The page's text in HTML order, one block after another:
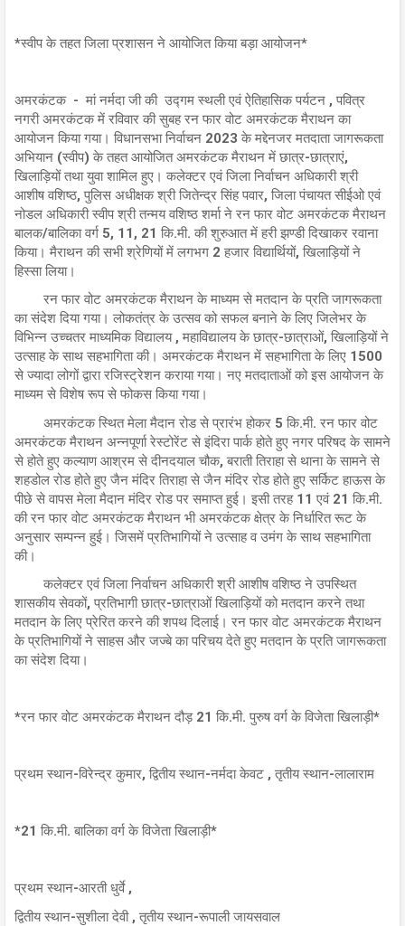
*स्वीप के तहत जिला प्रशासन ने आयोजित किया बड़ा आयोजन*
अमरकंटक - मां नर्मदा जी की उद्गम स्थली एवं ऐतिहासिक पर्यटन , पवित्र
नगरी अमरकंटक में रविवार की सुबह रन फार वोट अमरकंटक मैराथन का
आयोजन किया गया। विधानसभा निर्वाचन 2023 के मद्देनजर मतदाता जागरूकता
अभियान (स्वीप) के तहत आयोजित अमरकंटक मैराथन में छात्र-छात्राएं,
खिलाड़ियों तथा युवा शामिल हुए। कलेक्टर एवं जिला निर्वाचन अधिकारी श्री
आशीष वशिष्ठ, पुलिस अधीक्षक श्री जितेन्द्र सिंह पवार, जिला पंचायत सीईओ एवं
नोडल अधिकारी स्वीप श्री तन्मय वशिष्ठ शर्मा ने रन फार वोट अमरकंटक मैराथन
बालक/बालिका वर्ग 5, 11, 21 कि.मी. की शुरुआत में हरी झण्डी दिखाकर रवाना
किया। मैराथन की सभी श्रेणियों में लगभग 2 हजार विद्यार्थियों, खिलाड़ियों ने
हिस्सा लिया।
रन फार वोट अमरकंटक मैराथन के माध्यम से मतदान के प्रति जागरूकता
का संदेश दिया गया। लोकतंत्र के उत्सव को सफल बनाने के लिए जिलेभर के
विभिन्न उच्चतर माध्यमिक विद्यालय , महाविद्यालय के छात्र-छात्राओं, खिलाड़ियों ने
उत्साह के साथ सहभागिता की। अमरकंटक मैराथन में सहभागिता के लिए 1500
से ज्यादा लोगों द्वारा रजिस्ट्रेशन कराया गया। नए मतदाताओं को इस आयोजन के
माध्यम से विशेष रूप से फोकस किया गया।
अमरकंटक स्थित मेला मैदान रोड से प्रारंभ होकर 5 कि.मी. रन फार वोट
अमरकंटक मैराथन अन्नपूर्णा रेस्टोरेंट से इंदिरा पार्क होते हुए नगर परिषद के सामने
से होते हुए कल्याण आश्रम से दीनदयाल चौक, बराती तिराहा से थाना के सामने से
शहडोल रोड होते हुए जैन मंदिर तिराहा से जैन मंदिर रोड होते हुए सर्किट हाऊस के
पीछे से वापस मेला मैदान मंदिर रोड पर समाप्त हुई। इसी तरह 11 एवं 21 कि.मी.
की रन फार वोट अमरकंटक मैराथन भी अमरकंटक क्षेत्र के निर्धारित रूट के
अनुसार सम्पन्न हुई। जिसमें प्रतिभागियों ने उत्साह व उमंग के साथ सहभागिता
की।
कलेक्टर एवं जिला निर्वाचन अधिकारी श्री आशीष वशिष्ठ ने उपस्थित
शासकीय सेवकों, प्रतिभागी छात्र-छात्राओं खिलाड़ियों को मतदान करने तथा
मतदान के लिए प्रेरित करने की शपथ दिलाई। रन फार वोट अमरकंटक मैराथन
के प्रतिभागियों ने साहस और जज्बे का परिचय देते हुए मतदान के प्रति जागरूकता
का संदेश दिया।
*रन फार वोट अमरकंटक मैराथन दौड़ 21 कि.मी. पुरुष वर्ग के विजेता खिलाड़ी*
प्रथम स्थान-विरेन्द्र कुमार, द्वितीय स्थान-नर्मदा केवट , तृतीय स्थान-लालाराम
*21 कि.मी. बालिका वर्ग के विजेता खिलाड़ी*
प्रथम स्थान-आरती धुर्वे ,
द्वितीय स्थान-सुशीला देवी , तृतीय स्थान-रूपाली जायसवाल